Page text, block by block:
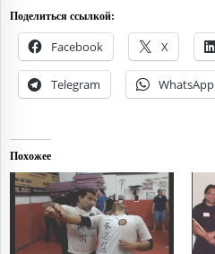
Поделиться ссылкой:
Facebook X
Telegram WhatsApp
Похожее